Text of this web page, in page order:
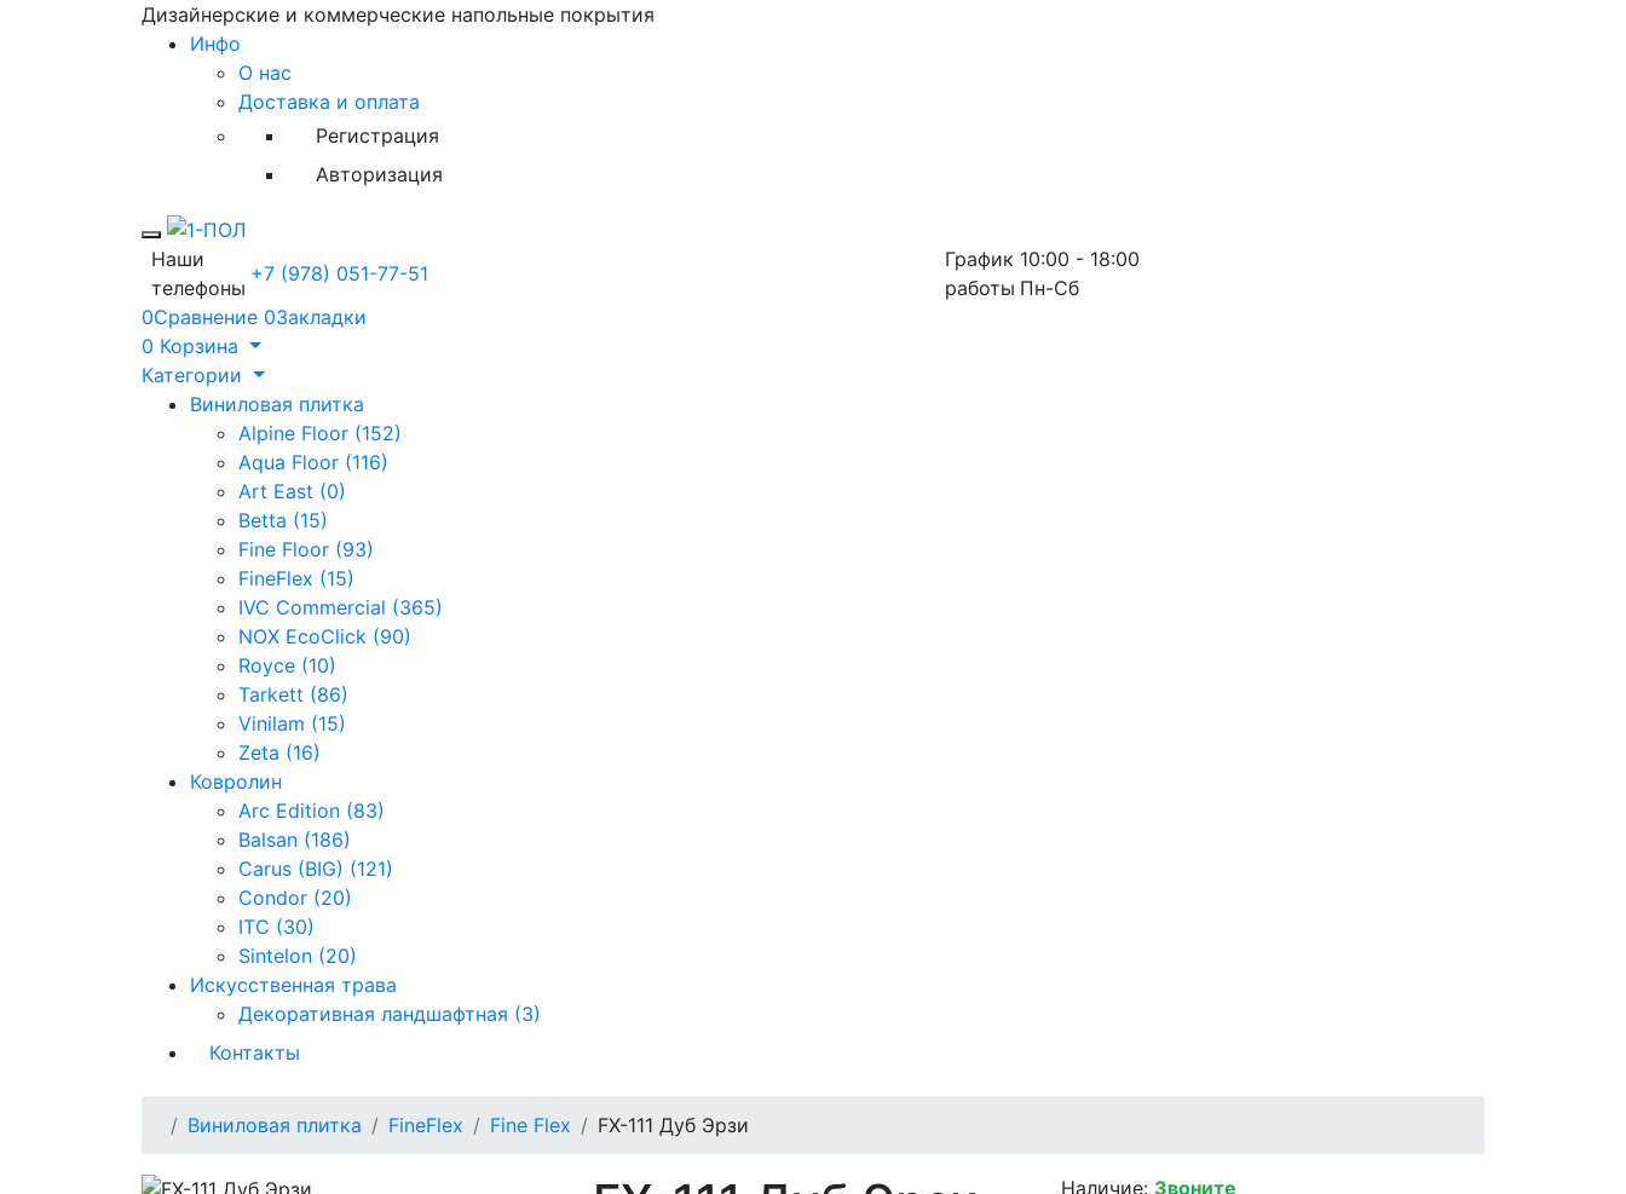
Дизайнерские и коммерческие напольные покрытия
Инфо
О нас
Доставка и оплата
Регистрация
Авторизация
Toggle mobile menu
Наши
телефоны
+7 (978) 051-77-51
График
работы
10:00 - 18:00
Пн-Сб
0Сравнение 0Закладки
0 Корзина
Категории
Виниловая плитка
Alpine Floor (152)
Aqua Floor (116)
Art East (0)
Betta (15)
Fine Floor (93)
FineFlex (15)
IVC Commercial (365)
NOX EcoClick (90)
Royce (10)
Tarkett (86)
Vinilam (15)
Zeta (16)
Ковролин
Arc Edition (83)
Balsan (186)
Carus (BIG) (121)
Condor (20)
ITC (30)
Sintelon (20)
Искусственная трава
Декоративная ландшафтная (3)
Контакты
Виниловая плитка FineFlex Fine Flex FX-111 Дуб Эрзи
Наличие: Звоните